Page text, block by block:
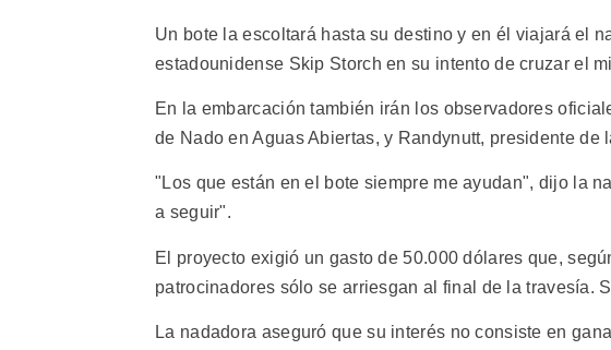
Un bote la escoltará hasta su destino y en él viajará el
estadounidense Skip Storch en su intento de cruzar el
En la embarcación también irán los observadores
de Nado en Aguas Abiertas, y Randynutt, presidente
"Los que están en el bote siempre me ayudan", dijo la
a seguir".
El proyecto exigió un gasto de 50.000 dólares que,
patrocinadores sólo se arriesgan al final de la travesía.
La nadadora aseguró que su interés no consiste en